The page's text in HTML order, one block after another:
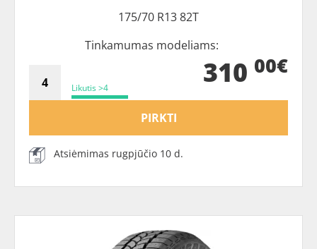
175/70 R13 82T
Tinkamumas modeliams:
Likutis >4 310 00€
PIRKTI
Atsiėmimas rugpjūčio 10 d.